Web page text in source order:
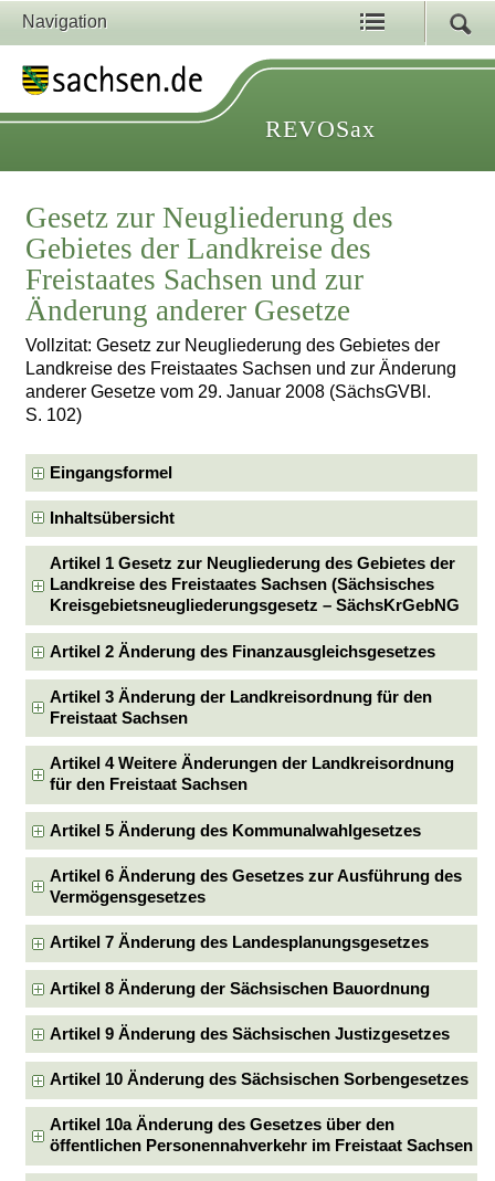
Navigation
REVOSax
Gesetz zur Neugliederung des
Gebietes der Landkreise des
Freistaates Sachsen und zur
Änderung anderer Gesetze
Vollzitat: Gesetz zur Neugliederung des Gebietes der
Landkreise des Freistaates Sachsen und zur Änderung
anderer Gesetze vom 29. Januar 2008 (SächsGVBl.
S. 102)
Eingangsformel
Inhaltsübersicht
Artikel 1 Gesetz zur Neugliederung des Gebietes der
Landkreise des Freistaates Sachsen (Sächsisches
Kreisgebietsneugliederungsgesetz – SächsKrGebNG
Artikel 2 Änderung des Finanzausgleichsgesetzes
Artikel 3 Änderung der Landkreisordnung für den
Freistaat Sachsen
Artikel 4 Weitere Änderungen der Landkreisordnung
für den Freistaat Sachsen
Artikel 5 Änderung des Kommunalwahlgesetzes
Artikel 6 Änderung des Gesetzes zur Ausführung des
Vermögensgesetzes
Artikel 7 Änderung des Landesplanungsgesetzes
Artikel 8 Änderung der Sächsischen Bauordnung
Artikel 9 Änderung des Sächsischen Justizgesetzes
Artikel 10 Änderung des Sächsischen Sorbengesetzes
Artikel 10a Änderung des Gesetzes über den
öffentlichen Personennahverkehr im Freistaat Sachsen